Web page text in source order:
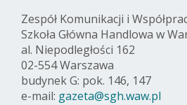
Zespół Komunikacji i
Szkoła Główna Handlowa w
al. Niepodległości 162
02-554 Warszawa
budynek G: pok. 146, 147
e-mail: gazeta@sgh.waw.pl